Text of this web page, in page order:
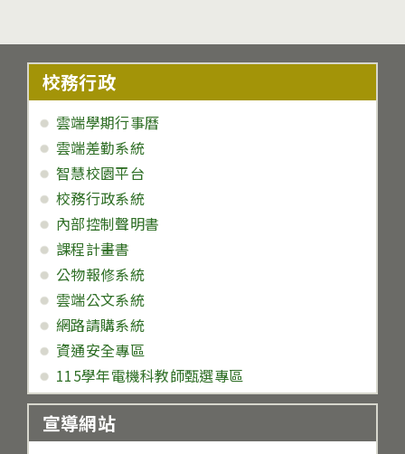
校務行政
雲端學期行事曆
雲端差勤系統
智慧校園平台
校務行政系統
內部控制聲明書
課程計畫書
公物報修系統
雲端公文系統
網路請購系統
資通安全專區
115學年電機科教師甄選專區
宣導網站